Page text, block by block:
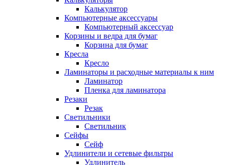
Калькулятор
Компьютерные аксессуары
Компьютерный аксессуар
Корзины и ведра для бумаг
Корзина для бумаг
Кресла
Кресло
Ламинаторы и расходные материалы к ним
Ламинатор
Пленка для ламинатора
Резаки
Резак
Светильники
Светильник
Сейфы
Сейф
Удлинители и сетевые фильтры
Удлинитель